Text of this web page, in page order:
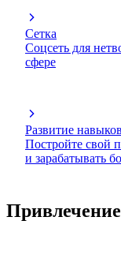
Сетка
Соцсеть для
сфере
Развитие
Постройте свой
и зарабатывать